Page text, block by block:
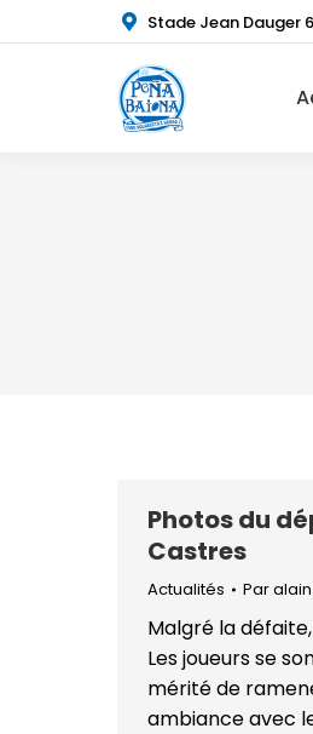
Stade Jean Dauger
Photos du
Castres
Actualités Par
Malgré la
Les joueurs se
mérité de
ambiance avec